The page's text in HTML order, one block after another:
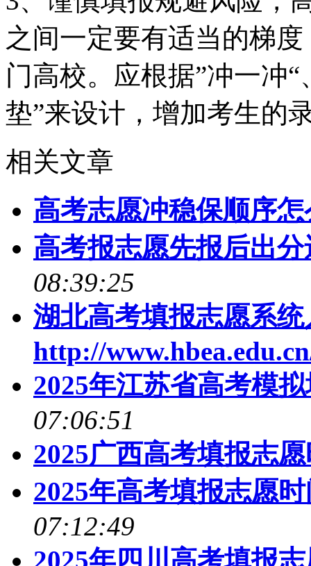
之间一定要有适当的梯
门高校。应根据”冲一冲“
垫”来设计，增加考生的
相关文章
高考志愿冲稳保顺序怎
高考报志愿先报后出
08:39:25
湖北高考填报志愿系
http://
2025年江苏省高考模
07:06:51
2025广西高考填报志
2025年高考填报志愿
07:12:49
2025年四川高考填报